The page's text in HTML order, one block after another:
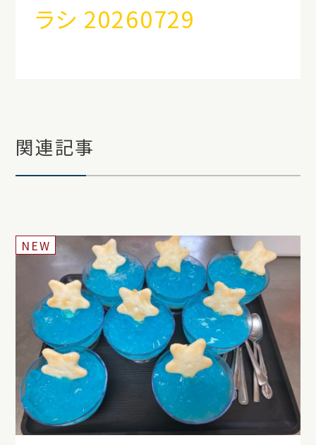
ラシ 20260729
関連記事
NEW